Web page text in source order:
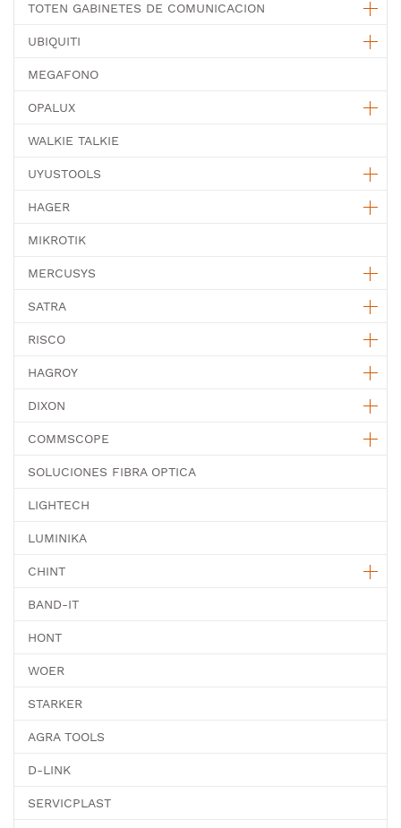
TOTEN GABINETES DE COMUNICACION
UBIQUITI
MEGAFONO
OPALUX
WALKIE TALKIE
UYUSTOOLS
HAGER
MIKROTIK
MERCUSYS
SATRA
RISCO
HAGROY
DIXON
COMMSCOPE
SOLUCIONES FIBRA OPTICA
LIGHTECH
LUMINIKA
CHINT
BAND-IT
HONT
WOER
STARKER
AGRA TOOLS
D-LINK
SERVICPLAST